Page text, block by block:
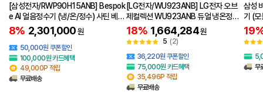
[삼성전자/RWP90H15ANB] Bespok
e AI 얼음정수기 (냉/온/정수) 사틴 베이
지
8% 2,301,000원
50,000원 쿠폰할인
100,000원 카드혜택
49,000P 적립
무료배송
[LG전자/WU923ANB] LG전자 오브
제컬렉션 WU923ANB 듀얼 냉온정수
기 클레이 브라운
18% 1,664,284원
5 (2)
36,220원 쿠폰할인
75,000원 카드혜택
35,496P 적립
무료배송
삼성
기 (
N
무